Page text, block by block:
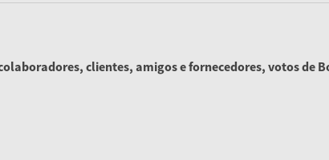
clientes, amigos e fornecedores, votos de